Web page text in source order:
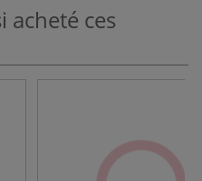
acheté ces